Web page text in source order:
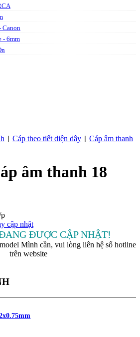
Canon
- 6mm
Cáp theo tiết diện dây
Cáp âm thanh
âm thanh 18
cập nhật
ĐƯỢC CẬP NHẬT!
Mình cần, vui lòng liên hệ số hotline
trên website